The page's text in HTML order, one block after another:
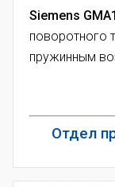
Siemens
поворотного
пружинным
Отдел